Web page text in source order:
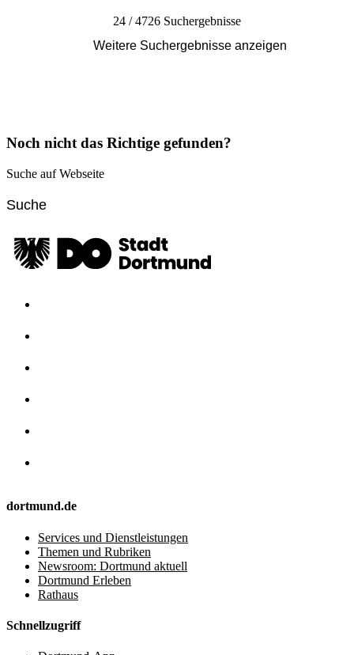
24 / 4726 Suchergebnisse
Weitere Suchergebnisse anzeigen
Noch nicht das Richtige gefunden?
Suche auf Webseite
dortmund.de
Services und Dienstleistungen
Themen und Rubriken
Newsroom: Dortmund aktuell
Dortmund Erleben
Rathaus
Schnellzugriff